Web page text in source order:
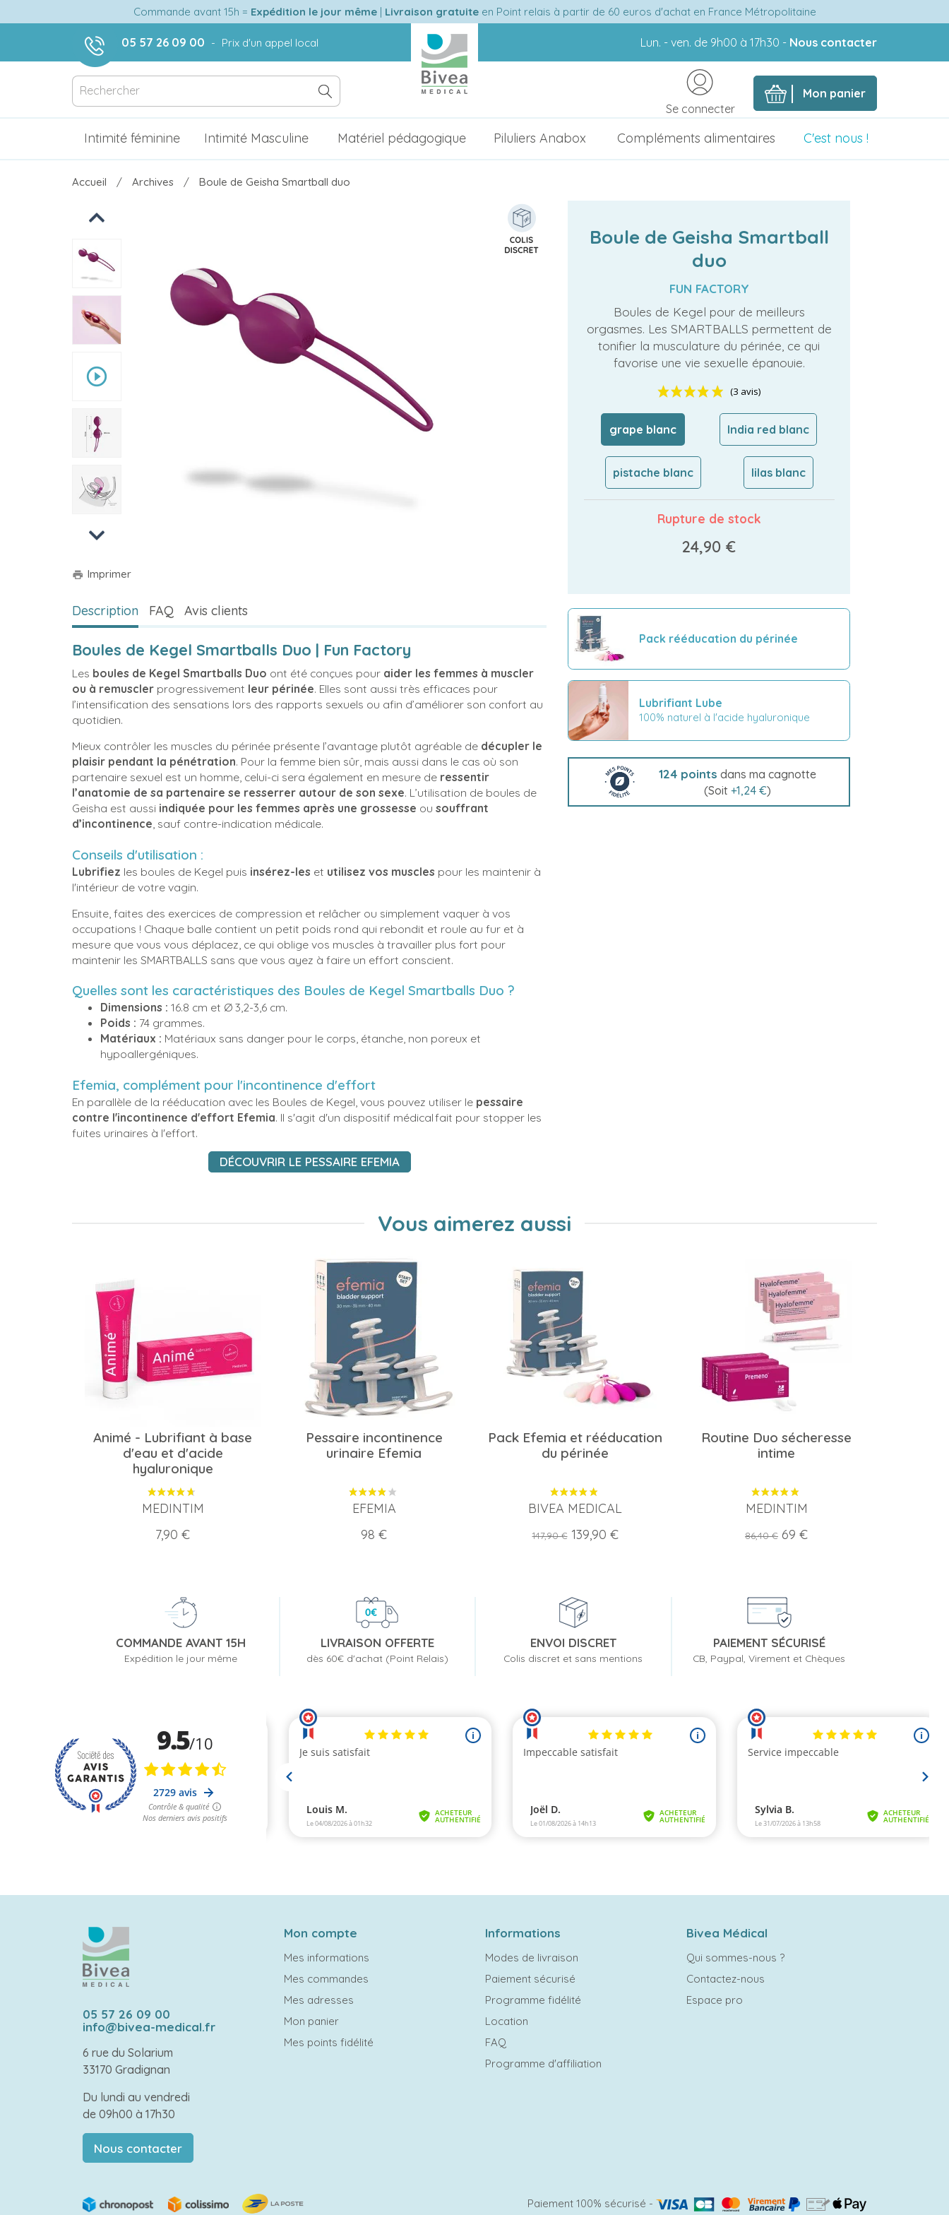
Commande avant 15h = Expédition le jour même| Livraison gratuiteen Point relais à partir de 60 euros d'achat en France Métropolitaine
05 57 26 09 00 - Prix d'un appel local Lun. - ven. de 9h00 à 17h30 - Nous contacter
Mon panier
Se connecter
Intimité féminine Intimité Masculine Matériel pédagogique Piluliers Anabox Compléments alimentaires C'est nous !
Accueil Archives Boule de Geisha Smartball duo
Previous
play_circle_outline
play_circle_outline
Next
print Imprimer
Boule de Geisha Smartball
duo
FUN FACTORY
Boules de Kegel pour de meilleurs
orgasmes. Les SMARTBALLS permettent de
tonifier la musculature du périnée, ce qui
favorise une vie sexuelle épanouie.
grape blanc India red blanc
pistache blanc lilas blanc
Rupture de stock
24,90 €
Pack rééducation du périnée
Lubrifiant Lube
100% naturel à l'acide hyaluronique
124 points dans ma cagnotte
(Soit +1,24 €)
Description FAQ Avis clients
Boules de Kegel Smartballs Duo | Fun Factory
Les boules de Kegel Smartballs Duo ont été conçues pour aider les femmes à muscler
ou à remuscler progressivement leur périnée. Elles sont aussi très efficaces pour
l’intensification des sensations lors des rapports sexuels ou afin d’améliorer son confort au
quotidien.
Mieux contrôler les muscles du périnée présente l’avantage plutôt agréable de décupler le
plaisir pendant la pénétration. Pour la femme bien sûr, mais aussi dans le cas où son
partenaire sexuel est un homme, celui-ci sera également en mesure de ressentir
l’anatomie de sa partenaire se resserrer autour de son sexe. L’utilisation de boules de
Geisha est aussi indiquée pour les femmes après une grossesse ou souffrant
d’incontinence, sauf contre-indication médicale.
Conseils d'utilisation :
Lubrifiez les boules de Kegel puis insérez-les et utilisez vos muscles pour les maintenir à
l'intérieur de votre vagin.
Ensuite, faites des exercices de compression et relâcher ou simplement vaquer à vos
occupations ! Chaque balle contient un petit poids rond qui rebondit et roule au fur et à
mesure que vous vous déplacez, ce qui oblige vos muscles à travailler plus fort pour
maintenir les SMARTBALLS sans que vous ayez à faire un effort conscient.
Quelles sont les caractéristiques des Boules de Kegel Smartballs Duo ?
Dimensions : 16.8 cm et Ø 3,2-3,6 cm.
Poids : 74 grammes.
Matériaux : Matériaux sans danger pour le corps, étanche, non poreux et
hypoallergéniques.
Efemia, complément pour l'incontinence d'effort
En parallèle de la rééducation avec les Boules de Kegel, vous pouvez utiliser le pessaire
contre l'incontinence d'effort Efemia. Il s'agit d'un dispositif médical fait pour stopper les
fuites urinaires à l'effort.
DÉCOUVRIR LE PESSAIRE EFEMIA
Vous aimerez aussi
Animé - Lubrifiant à base
d'eau et d'acide
hyaluronique
MEDINTIM
Prix
7,90 €
Pessaire incontinence
urinaire Efemia
EFEMIA
Prix
98 €
Pack Efemia et rééducation
du périnée
BIVEA MEDICAL
Prix
147,90 € Prix
139,90 €
Routine Duo sécheresse
intime
MEDINTIM
Prix
86,40 € Prix
69 €
COMMANDE AVANT 15H
Expédition le jour même
LIVRAISON OFFERTE
dès 60€ d'achat (Point Relais)
ENVOI DISCRET
Colis discret et sans mentions
PAIEMENT SÉCURISÉ
CB, Paypal, Virement et Chèques
05 57 26 09 00
info@bivea-medical.fr
6 rue du Solarium
33170 Gradignan
Du lundi au vendredi
de 09h00 à 17h30
Nous contacter
Mon compte
Mes informations
Mes commandes
Mes adresses
Mon panier
Mes points fidélité
Informations
Modes de livraison
Paiement sécurisé
Programme fidélité
Location
FAQ
Programme d'affiliation
Bivea Médical
Qui sommes-nous ?
Contactez-nous
Espace pro
Paiement 100% sécurisé -